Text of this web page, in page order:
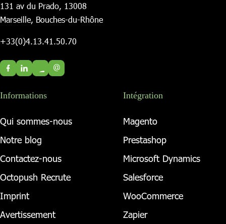
131 av du Prado, 13008
Marseille, Bouches-du-Rhône
+33(0)4.13.41.50.70
@
Informations
Qui sommes-nous
Notre blog
Contactez-nous
Octopush Recrute
Imprint
Avertissement
Intégration
Magento
Prestashop
Microsoft Dynamics
Salesforce
WooCommerce
Zapier